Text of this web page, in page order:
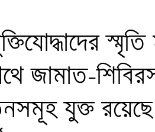
জামাত-
যুক্ত